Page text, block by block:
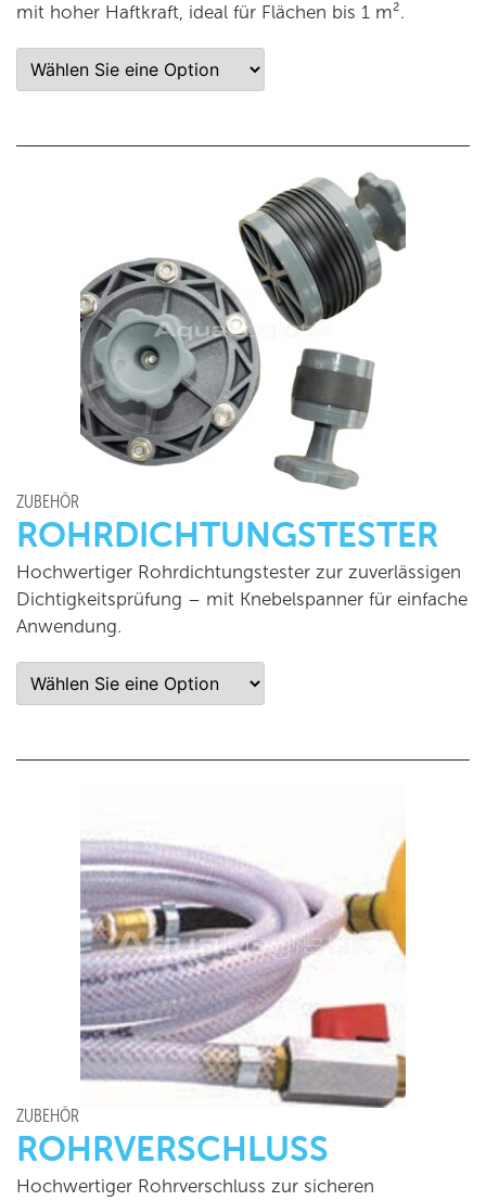
mit hoher Haftkraft, ideal für Flächen bis 1 m².
ZUBEHÖR
ROHRDICHTUNGSTESTER
Hochwertiger Rohrdichtungstester zur zuverlässigen
Dichtigkeitsprüfung – mit Knebelspanner für einfache
Anwendung.
ZUBEHÖR
ROHRVERSCHLUSS
Hochwertiger Rohrverschluss zur sicheren